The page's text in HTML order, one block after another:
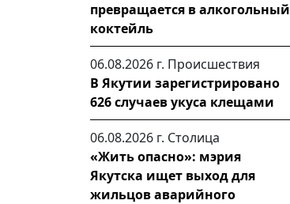
превращается в алкогольный
коктейль
06.08.2026 г. Происшествия
В Якутии зарегистрировано
626 случаев укуса клещами
06.08.2026 г. Столица
«Жить опасно»: мэрия
Якутска ищет выход для
жильцов аварийного